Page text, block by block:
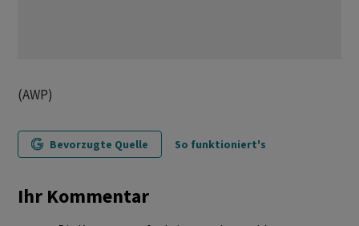
(AWP)
Bevorzugte Quelle So funktioniert's
Ihr Kommentar